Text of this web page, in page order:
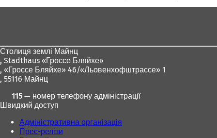
Столиця землі Майнц
, Stadthaus «Гроссе Бляйхе»
, «Гроссе Бляйхе» 46/«Льовенхофштрассе» 1
, 55116 Майнц
115 — номер телефону адміністрації
Швидкий доступ
Адміністративна організація
Прес-релізи